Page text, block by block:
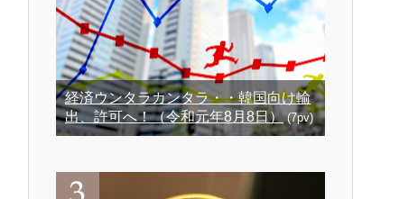
経済ウンタラカンタラ・・韓国向け輸
出、許可へ！（令和元年8月8日）(7pv)